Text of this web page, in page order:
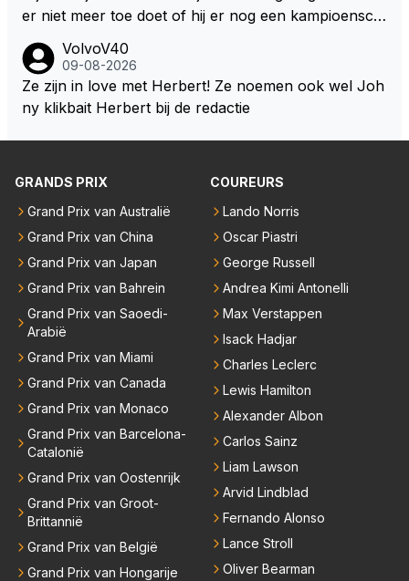
er niet meer toe doet of hij er nog een kampioensch
ioen is hij al, dat zal zijn leven niet veranderen. Hij wi
l in de eerste plaats races winnen met de eigen moto
r van RB. Dat zijn zijn eigen uitspraken in een van de
e goede richting in gestuurd worden. Als hij perse uit
er bij RB vertrokken.
VolvoV40
09-08-2026
Ze zijn in love met Herbert! Ze noemen ook wel Joh
ny klikbait Herbert bij de redactie
GRANDS PRIX
Grand Prix van Australië
Grand Prix van China
Grand Prix van Japan
Grand Prix van Bahrein
Grand Prix van Saoedi-
Arabië
Grand Prix van Miami
Grand Prix van Canada
Grand Prix van Monaco
Grand Prix van Barcelona-
Catalonië
Grand Prix van Oostenrijk
Grand Prix van Groot-
Brittannië
Grand Prix van België
Grand Prix van Hongarije
COUREURS
Lando Norris
Oscar Piastri
George Russell
Andrea Kimi Antonelli
Max Verstappen
Isack Hadjar
Charles Leclerc
Lewis Hamilton
Alexander Albon
Carlos Sainz
Liam Lawson
Arvid Lindblad
Fernando Alonso
Lance Stroll
Oliver Bearman